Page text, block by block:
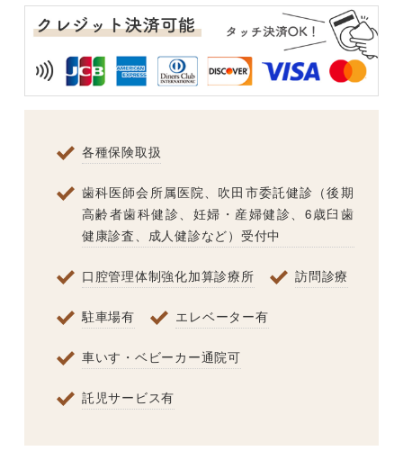
各種保険取扱
歯科医師会所属医院、吹田市委託健診（後期
高齢者歯科健診、妊婦・産婦健診、6歳臼歯
健康診査、成人健診など）受付中
口腔管理体制強化加算診療所 訪問診療
駐車場有 エレベーター有
車いす・ベビーカー通院可
託児サービス有